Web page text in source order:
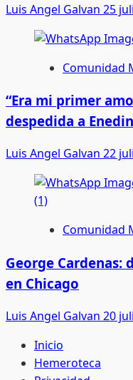
Luis Angel Galvan 25
Comunidad
“Era mi primer
despedida a
Luis Angel Galvan 22
Comunidad
George Cardenas:
en Chicago
Luis Angel Galvan 20
Inicio
Hemeroteca